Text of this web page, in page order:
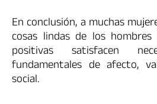
En conclusión, a muchas
cosas lindas de los
positivas satisfacen
fundamentales de afecto,
social.